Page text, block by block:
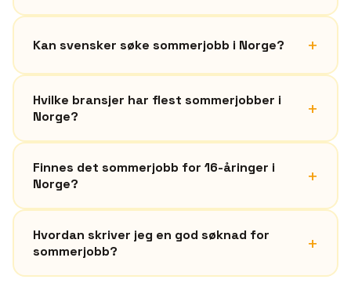
Kan svensker søke sommerjobb i Norge? +
Hvilke bransjer har flest sommerjobber i
Norge?
+
Finnes det sommerjobb for 16-åringer i
Norge?
+
Hvordan skriver jeg en god søknad for
sommerjobb?
+